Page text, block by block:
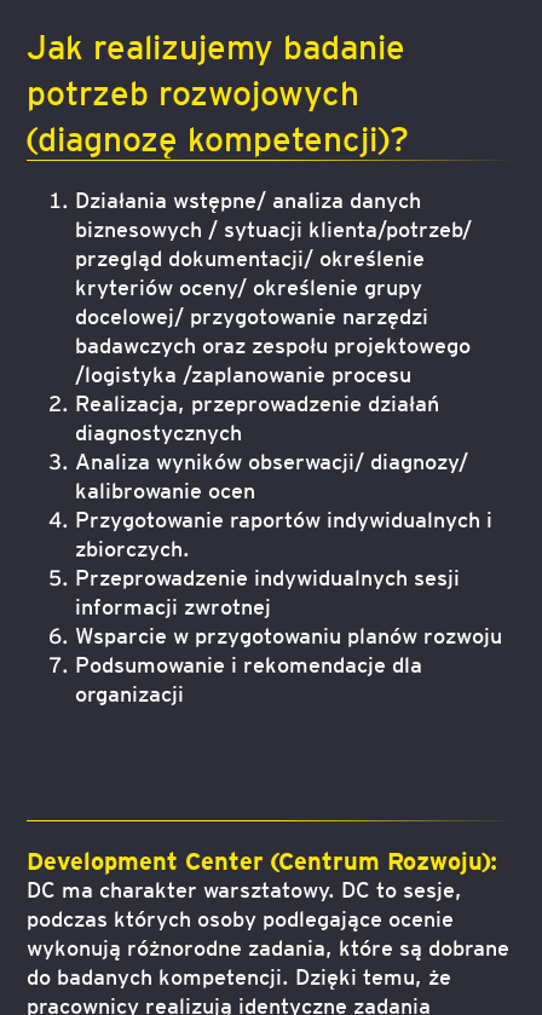
Jak realizujemy badanie
potrzeb rozwojowych
(diagnozę kompetencji)?
Działania wstępne/ analiza danych
biznesowych / sytuacji klienta/potrzeb/
przegląd dokumentacji/ określenie
kryteriów oceny/ określenie grupy
docelowej/ przygotowanie narzędzi
badawczych oraz zespołu projektowego
/logistyka /zaplanowanie procesu
Realizacja, przeprowadzenie działań
diagnostycznych
Analiza wyników obserwacji/ diagnozy/
kalibrowanie ocen
Przygotowanie raportów indywidualnych i
zbiorczych.
Przeprowadzenie indywidualnych sesji
informacji zwrotnej
Wsparcie w przygotowaniu planów rozwoju
Podsumowanie i rekomendacje dla
organizacji
Development Center (Centrum Rozwoju):
DC ma charakter warsztatowy. DC to sesje,
podczas których osoby podlegające ocenie
wykonują różnorodne zadania, które są dobrane
do badanych kompetencji. Dzięki temu, że
pracownicy realizują identyczne zadania